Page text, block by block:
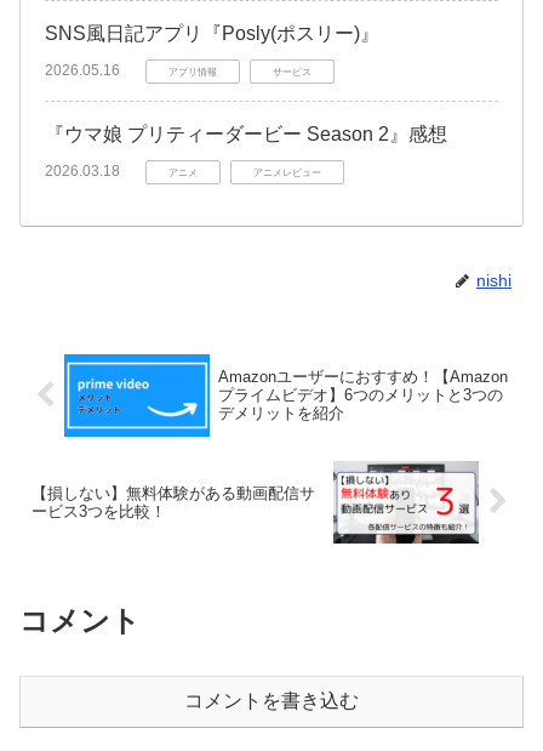
SNS風日記アプリ『Posly(ポスリー)』
2026.05.16 アプリ情報 サービス
『ウマ娘 プリティーダービー Season 2』感想
2026.03.18 アニメ アニメレビュー
nishi
Amazonユーザーにおすすめ！【Amazon
プライムビデオ】6つのメリットと3つの
デメリットを紹介
【損しない】無料体験がある動画配信サ
ービス3つを比較！
コメント
コメントを書き込む